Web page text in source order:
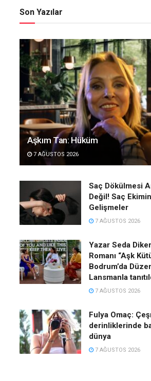
Son Yazılar
Aşkım Tan: Hüküm
7 AĞUSTOS 2026
Saç Dökülmesi
Değil! Saç
Gelişmeler
7 AĞUSTOS 2026
Yazar Seda
Romanı “Aşk
Bodrum’da
Lansmanla
7 AĞUSTOS 2026
Fulya Omaç:
derinliklerinde
dünya
7 AĞUSTOS 2026